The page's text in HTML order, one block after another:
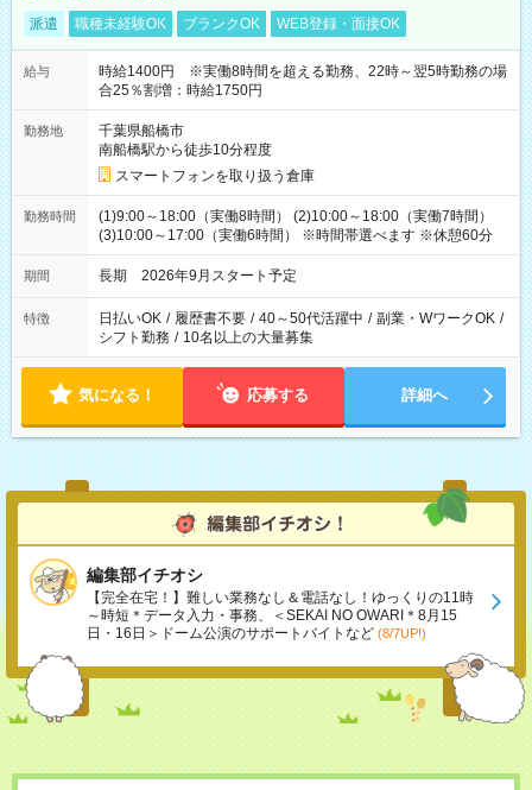
派遣 職種未経験OK ブランクOK WEB登録・面接OK
給与
時給1400円 ※実働8時間を超える勤務、22時～翌5時勤務の場
合25％割増：時給1750円
勤務地
千葉県船橋市
南船橋駅から徒歩10分程度
スマートフォンを取り扱う倉庫
勤務時間
(1)9:00～18:00（実働8時間） (2)10:00～18:00（実働7時間）
(3)10:00～17:00（実働6時間） ※時間帯選べます ※休憩60分
期間 長期 2026年9月スタート予定
特徴 日払いOK / 履歴書不要 / 40～50代活躍中 / 副業・WワークOK /
シフト勤務 / 10名以上の大量募集
気になる！ 応募する 詳細へ
編集部イチオシ
【完全在宅！】難しい業務なし＆電話なし！ゆっくりの11時
～時短＊データ入力・事務、＜SEKAI NO OWARI＊8月15
日・16日＞ドーム公演のサポートバイトなど (8/7UP!)